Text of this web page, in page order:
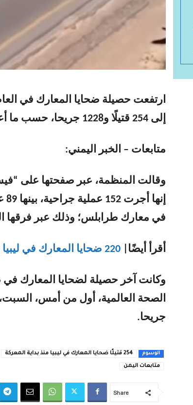
ارتفعت حصيلة ضحايا المعارك في
إلى 254 قتيلًا و1228 جريحا، حسب ما أعلنت منظمة الصحة العالمية.
متابعات – الخبر اليمني:
وقالت المنظمة، عبر صفحتها على
في معارك طرابلس؛ وذلك عبر فرقها
أقرأ أيضًا| 220 ضحايا المعارك في ليبيا وأكثر من 1050 جريح
وكانت آخر حصيلة لضحايا المعارك
جريحا.
الوسوم 254 قتيلًا ضحايا المعارك في ليبيا منذ بداية المعركة
متابعات اليمن
Share